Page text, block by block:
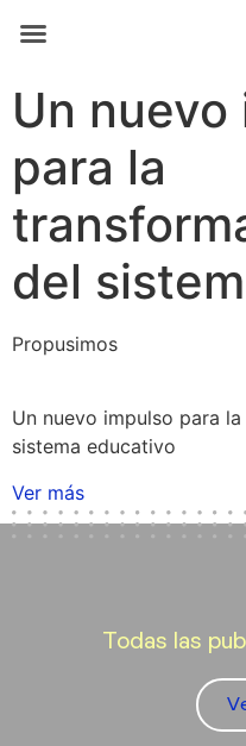
Un nuevo
para la
del
Propusimos
Un nuevo impulso para
sistema educativo
Ver más
Todas las